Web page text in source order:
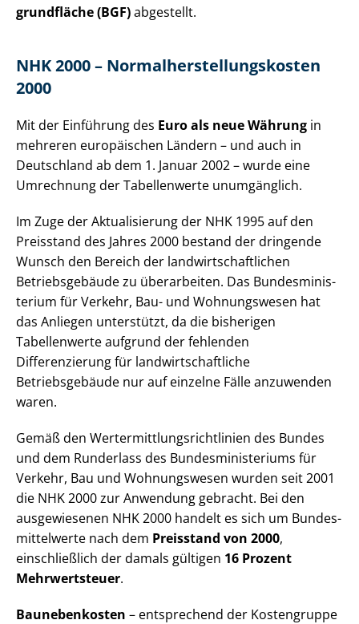
grund­flä­che (BGF)abgestellt.
NHK 2000 – Nor­mal­her­stel­lungs­kos­ten
2000
Mit der Einführung des Euro als neue Währung in
mehreren europäischen Ländern – und auch in
Deutschland ab dem 1. Januar 2002 – wurde eine
Umrechnung der Tabellenwerte unumgänglich.
Im Zuge der Aktualisierung der NHK 1995 auf den
Preisstand des Jahres 2000 bestand der dringende
Wunsch den Bereich der land­wirt­schaft­li­chen
Betriebsgebäude zu überarbeiten. Das Bun­des­mi­nis­
te­ri­um für Verkehr, Bau- und Wohnungswesen hat
das Anliegen unterstützt, da die bisherigen
Tabellenwerte aufgrund der fehlenden
Differenzierung für land­wirt­schaft­li­che
Betriebsgebäude nur auf einzelne Fälle anzuwenden
waren.
Gemäß den Wert­ermitt­lungs­richt­li­ni­en des Bundes
und dem Runderlass des Bun­des­mi­nis­te­ri­ums für
Verkehr, Bau und Wohnungswesen wurden seit 2001
die NHK 2000 zur Anwendung gebracht. Bei den
ausgewiesenen NHK 2000 handelt es sich um Bun­des­
mit­tel­wer­te nach dem Preisstand von 2000,
einschließlich der damals gültigen 16 Prozent
Mehrwertsteuer.
Baunebenkosten – entsprechend der Kostengruppe